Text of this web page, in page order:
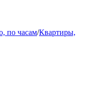
по часам/Квартиры,